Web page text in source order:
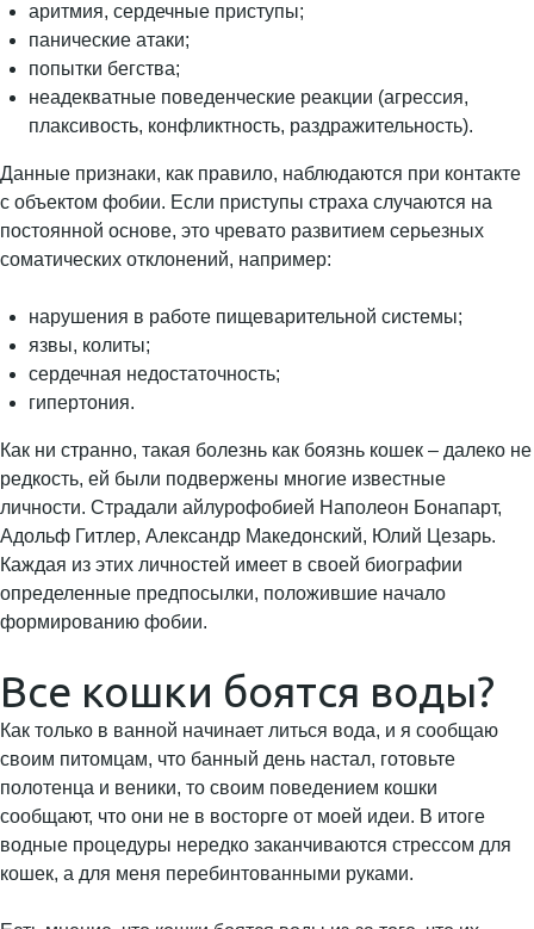
аритмия, сердечные приступы;
панические атаки;
попытки бегства;
неадекватные поведенческие реакции (агрессия,
плаксивость, конфликтность, раздражительность).
Данные признаки, как правило, наблюдаются при контакте
с объектом фобии. Если приступы страха случаются на
постоянной основе, это чревато развитием серьезных
соматических отклонений, например:
нарушения в работе пищеварительной системы;
язвы, колиты;
сердечная недостаточность;
гипертония.
Как ни странно, такая болезнь как боязнь кошек – далеко не
редкость, ей были подвержены многие известные
личности. Страдали айлурофобией Наполеон Бонапарт,
Адольф Гитлер, Александр Македонский, Юлий Цезарь.
Каждая из этих личностей имеет в своей биографии
определенные предпосылки, положившие начало
формированию фобии.
Все кошки боятся воды?
Как только в ванной начинает литься вода, и я сообщаю
своим питомцам, что банный день настал, готовьте
полотенца и веники, то своим поведением кошки
сообщают, что они не в восторге от моей идеи. В итоге
водные процедуры нередко заканчиваются стрессом для
кошек, а для меня перебинтованными руками.